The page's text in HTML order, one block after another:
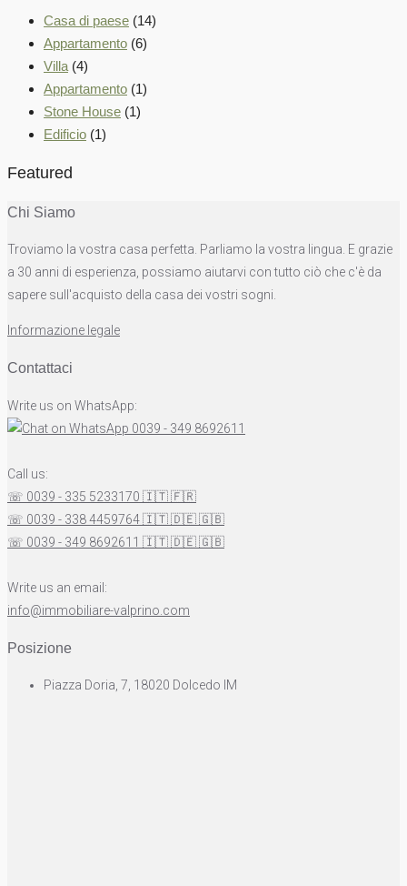
Casa di paese (14)
Appartamento (6)
Villa (4)
Appartamento (1)
Stone House (1)
Edificio (1)
Featured
Chi Siamo
Troviamo la vostra casa perfetta. Parliamo la vostra lingua. E grazie
a 30 anni di esperienza, possiamo aiutarvi con tutto ciò che c'è da
sapere sull'acquisto della casa dei vostri sogni.
Informazione legale
Contattaci
Write us on WhatsApp:
0039 - 349 8692611
Call us:
☏ 0039 - 335 5233170 🇮🇹🇫🇷
☏ 0039 - 338 4459764🇮🇹🇩🇪🇬🇧
☏ 0039 - 349 8692611 🇮🇹🇩🇪🇬🇧
Write us an email:
info@immobiliare-valprino.com
Posizione
Piazza Doria, 7, 18020 Dolcedo IM